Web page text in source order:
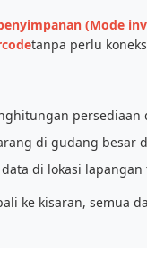
(Mode
tanpa perlu
di gudang besar
di lokasi
ke kisaran, semua